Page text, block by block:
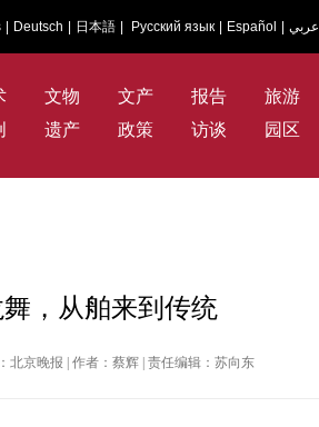
Deutsch 日本語 Русский язык Español عربي
文物 文产 报告 旅游
遗产 政策 访谈 园区
，从舶来到传统
北京晚报 | 作者：蔡辉 | 责任编辑：苏向东